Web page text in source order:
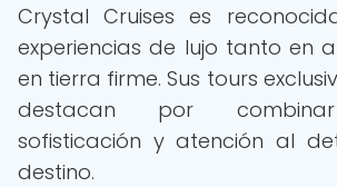
Crystal Cruises es
experiencias de lujo tanto en
en tierra firme. Sus tours
destacan por
sofisticación y atención al
destino.